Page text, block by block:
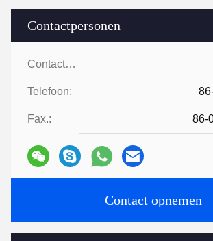
Contactpersonen
Contactpersonen:
Telefoon:
Fax.: 86-
Contact opnemen